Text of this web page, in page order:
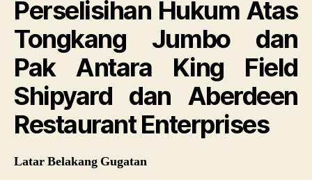
Pak
King
Field
dan
Perselisihan Hukum Atas
Tongkang Jumbo dan
Pak Antara King Field
Shipyard dan Aberdeen
Restaurant Enterprises
Latar Belakang Gugatan